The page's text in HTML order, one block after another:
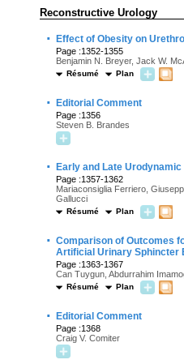
Reconstructive Urology
· Effect of Obesity on
Page :1352-1355
Benjamin N. Breyer, Jack W.
Résumé Plan
· Editorial Comment
Page :1356
Steven B. Brandes
· Early and Late
Page :1357-1362
Mariaconsiglia Ferriero,
Gallucci
Résumé Plan
· Comparison of Outcomes
Artificial Urinary Sphincter
Page :1363-1367
Can Tuygun, Abdurrahim
Résumé Plan
· Editorial Comment
Page :1368
Craig V. Comiter